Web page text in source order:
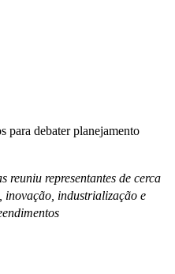
debater planejamento
reuniu representantes de cerca
inovação, industrialização e